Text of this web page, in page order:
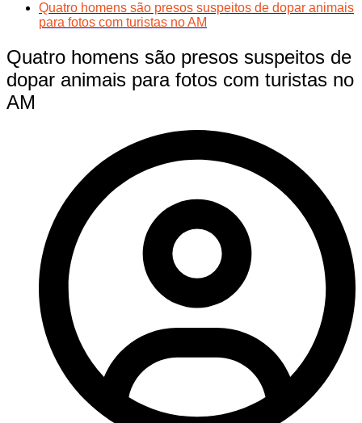
Quatro homens são presos suspeitos de dopar animais
para fotos com turistas no AM
Quatro homens são presos suspeitos de
dopar animais para fotos com turistas no
AM